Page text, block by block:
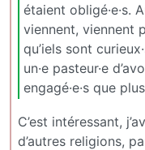
étaient obligé·e·s.
viennent, viennent
qu’iels sont
un·e pasteur·e
engagé·e·s que
C’est intéressant,
d’autres religions,